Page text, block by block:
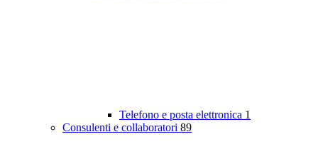
Telefono e posta elettronica 1
Consulenti e collaboratori 89